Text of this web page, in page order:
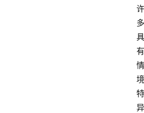
许
多
具
有
情
境
特
异